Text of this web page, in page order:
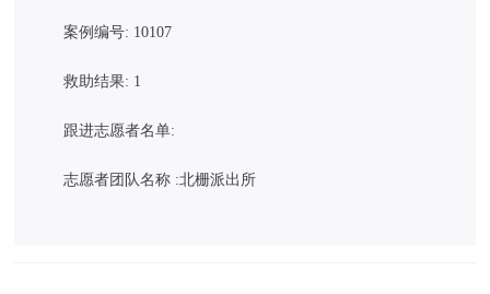
案例编号: 10107
救助结果: 1
跟进志愿者名单:
志愿者团队名称 :北栅派出所